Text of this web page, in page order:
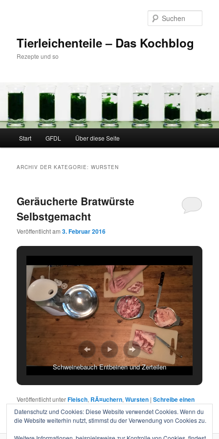
Tierleichenteile – Das Kochblog
Rezepte und so
Start GFDL Über diese Seite
ARCHIV DER KATEGORIE:WURSTEN
Geräucherte Bratwürste
Selbstgemacht
Veröffentlicht am3. Februar 2016
Schweinebauch Entbeinen und Zerteilen
Veröffentlicht unterFleisch, RÃ¤uchern,Wursten |Schreibe einen
Kommentar
Datenschutz und Cookies: Diese Website verwendet Cookies. Wenn du
die Website weiterhin nutzt, stimmst du der Verwendung von Cookies zu.